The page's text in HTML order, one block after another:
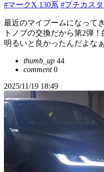
#マークX 130系 #プチカス
最近のマイブームになって
トノブの交換だから第2弾
明るいと良かったんだよな
thumb_up 44
comment0
2025/11/19 18:49